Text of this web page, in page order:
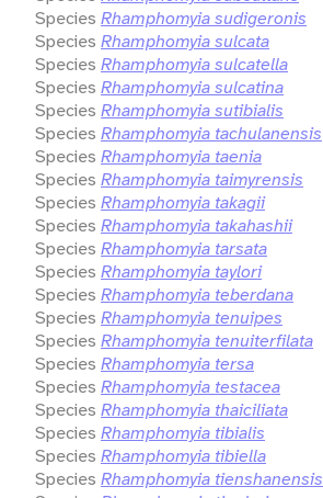
Species Rhamphomyia sudigeronis
Species Rhamphomyia sulcata
Species Rhamphomyia sulcatella
Species Rhamphomyia sulcatina
Species Rhamphomyia sutibialis
Species Rhamphomyia tachulanensis
Species Rhamphomyia taenia
Species Rhamphomyia taimyrensis
Species Rhamphomyia takagii
Species Rhamphomyia takahashii
Species Rhamphomyia tarsata
Species Rhamphomyia taylori
Species Rhamphomyia teberdana
Species Rhamphomyia tenuipes
Species Rhamphomyia tenuiterfilata
Species Rhamphomyia tersa
Species Rhamphomyia testacea
Species Rhamphomyia thaiciliata
Species Rhamphomyia tibialis
Species Rhamphomyia tibiella
Species Rhamphomyia tienshanensis